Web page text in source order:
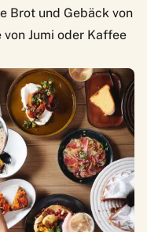
Brot und Gebäck von
von Jumi oder Kaffee